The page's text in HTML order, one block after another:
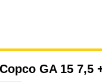
GA 15 7,5